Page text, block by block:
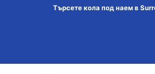
Търсете кола под наем в